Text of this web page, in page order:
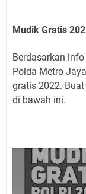
Mudik Gratis
Berdasarkan
Polda Metro
gratis 2022.
di bawah ini.